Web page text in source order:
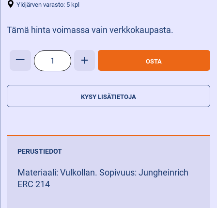
Ylöjärven varasto: 5 kpl
Tämä hinta voimassa vain verkkokaupasta.
—
AJOPYÖRÄ
230
+ OSTA
KYSY LISÄTIETOJA
PERUSTIEDOT
Materiaali: Vulkollan. Sopivuus: Jungheinrich
ERC 214